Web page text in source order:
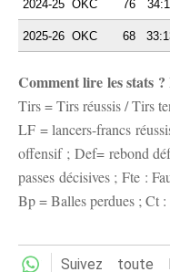
2024-25 OKC 76
2025-26 OKC 68
Comment lire les stats ?
Tirs = Tirs réussis / Tirs
LF = lancers-francs
offensif ; Def= rebond
passes décisives ; Fte :
Bp = Balles perdues ; Ct
Suivez toute